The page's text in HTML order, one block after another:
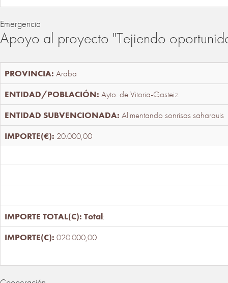
Emergencia
Apoyo al proyecto "Tejiendo
Araba
Ayto. de Vitoria-Gasteiz
Alimentando sonrisas saharauis
20.000,00
Total:
020.000,00